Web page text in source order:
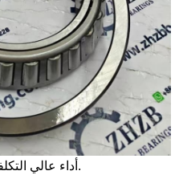
أداء عالي التكلفة، الخيار الأمثل للأعمال الشاقة.